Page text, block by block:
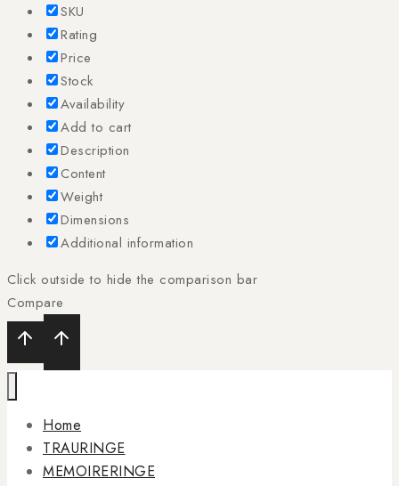
SKU
Rating
Price
Stock
Availability
Add to cart
Description
Content
Weight
Dimensions
Additional information
Click outside to hide the comparison bar
Compare
Home
TRAURINGE
MEMOIRERINGE